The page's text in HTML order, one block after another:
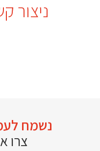
ניצור
נשמח
צרו